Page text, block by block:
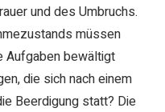
und des Umbruchs.
müssen
Aufgaben bewältigt
die sich nach einem
Beerdigung statt? Die